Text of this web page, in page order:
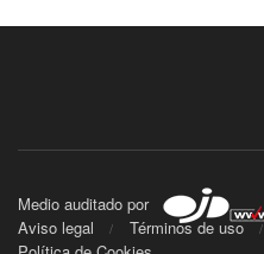
Medio auditado por
Aviso legal
Términos de uso